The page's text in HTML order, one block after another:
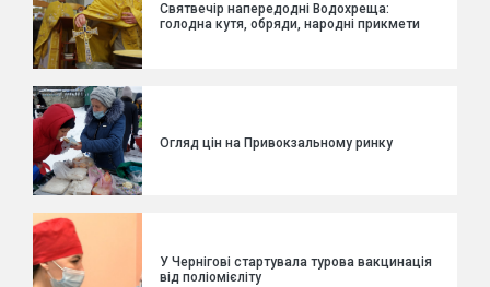
Святвечір напередодні Водохреща:
голодна кутя, обряди, народні прикмети
Огляд цін на Привокзальному ринку
У Чернігові стартувала турова вакцинація
від поліомієліту